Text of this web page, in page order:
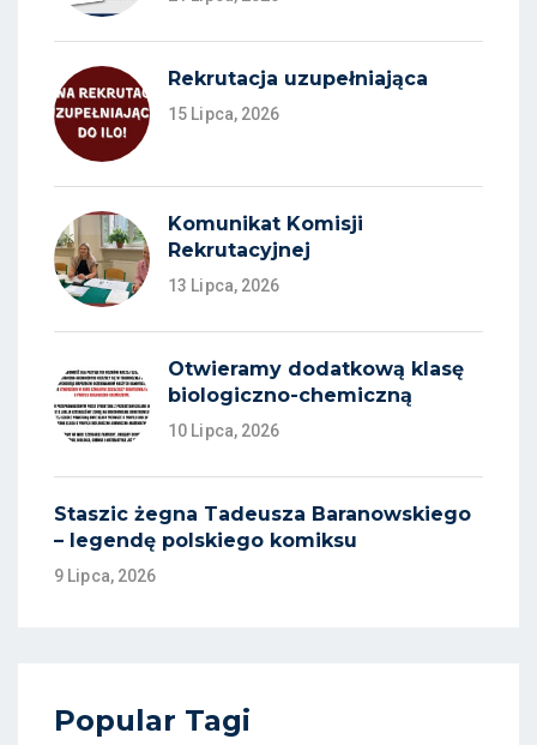
Rekrutacja uzupełniająca
15 Lipca, 2026
Komunikat Komisji
Rekrutacyjnej
13 Lipca, 2026
Otwieramy dodatkową klasę
biologiczno-chemiczną
10 Lipca, 2026
Staszic żegna Tadeusza Baranowskiego
– legendę polskiego komiksu
9 Lipca, 2026
Popular Tagi